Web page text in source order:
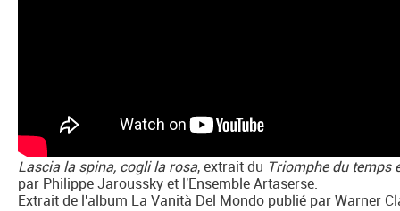
Lascia la spina, cogli la rosa, extrait du Triomphe du temps
par Philippe Jaroussky et l'Ensemble Artaserse.
Extrait de l'album La Vanità Del Mondo publié par Warner